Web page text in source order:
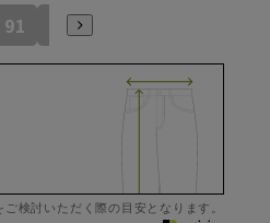
91 94 97
検討いただく際の目安となります。